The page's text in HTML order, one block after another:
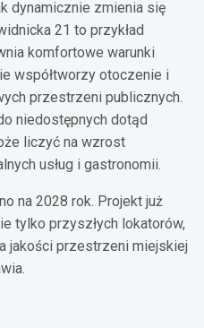
dynamicznie zmienia się
21 to przykład
komfortowe warunki
współtworzy otoczenie i
przestrzeni publicznych.
niedostępnych dotąd
liczyć na wzrost
usług i gastronomii.
na 2028 rok. Projekt już
tylko przyszłych lokatorów,
jakości przestrzeni miejskiej